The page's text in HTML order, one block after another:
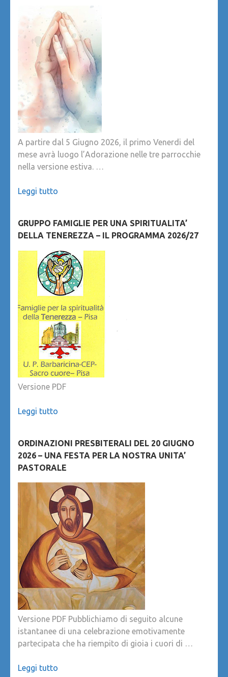
A partire dal 5 Giugno 2026, il primo Venerdi del
mese avrà luogo l’Adorazione nelle tre parrocchie
nella versione estiva. …
Leggi tutto
GRUPPO FAMIGLIE PER UNA SPIRITUALITA’
DELLA TENEREZZA – IL PROGRAMMA 2026/27
Versione PDF
Leggi tutto
ORDINAZIONI PRESBITERALI DEL 20 GIUGNO
2026 – UNA FESTA PER LA NOSTRA UNITA’
PASTORALE
Versione PDF Pubblichiamo di seguito alcune
istantanee di una celebrazione emotivamente
partecipata che ha riempito di gioia i cuori di …
Leggi tutto